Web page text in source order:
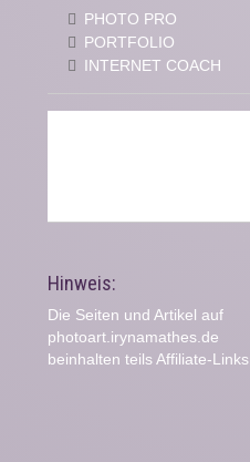
PHOTO PRO
PORTFOLIO
INTERNET COACH
Hinweis:
Die Seiten und Artikel auf
photoart.irynamathes.de
beinhalten teils Affiliate-Links.